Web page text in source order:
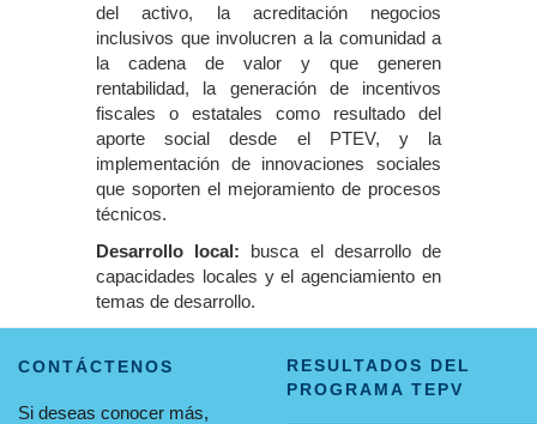
del activo, la acreditación negocios
inclusivos que involucren a la comunidad a
la cadena de valor y que generen
rentabilidad, la generación de incentivos
fiscales o estatales como resultado del
aporte social desde el PTEV, y la
implementación de innovaciones sociales
que soporten el mejoramiento de procesos
técnicos.
Desarrollo local: busca el desarrollo de
capacidades locales y el agenciamiento en
temas de desarrollo.
CONTÁCTENOS
Si deseas conocer más,
RESULTADOS DEL
PROGRAMA TEPV